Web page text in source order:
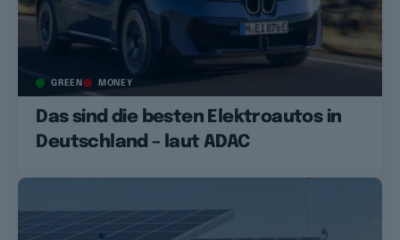
GREEN MONEY
Das sind die besten Elektroautos in
Deutschland – laut ADAC